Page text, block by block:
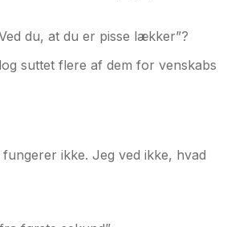
du, at du er pisse lækker”?
suttet flere af dem for venskabs
ikke. Jeg ved ikke, hvad